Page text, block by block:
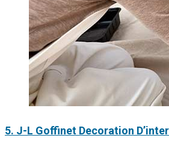
5. J-L Goffinet Decoration